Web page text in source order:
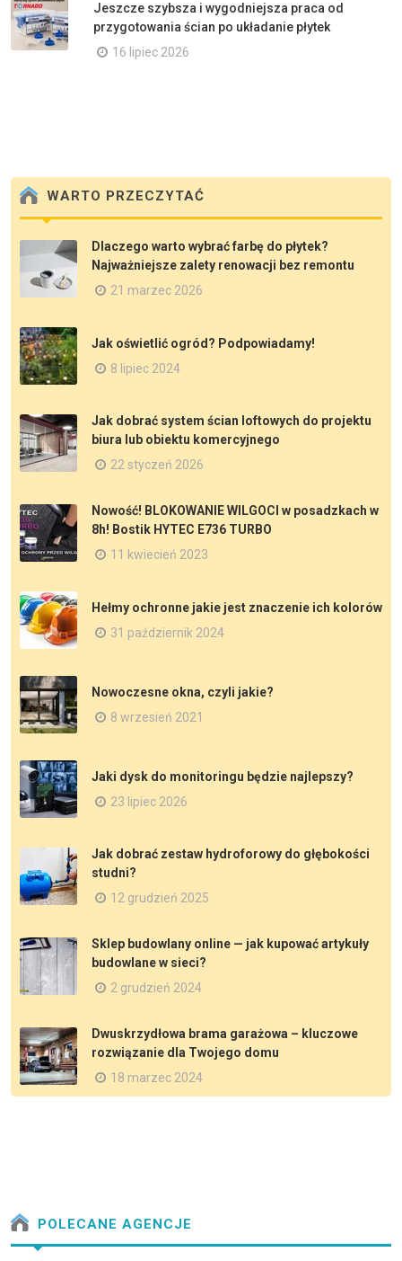
Jeszcze szybsza i wygodniejsza praca od
przygotowania ścian po układanie płytek
16 lipiec 2026
WARTO PRZECZYTAĆ
Dlaczego warto wybrać farbę do płytek?
Najważniejsze zalety renowacji bez remontu
21 marzec 2026
Jak oświetlić ogród? Podpowiadamy!
8 lipiec 2024
Jak dobrać system ścian loftowych do projektu
biura lub obiektu komercyjnego
22 styczeń 2026
Nowość! BLOKOWANIE WILGOCI w posadzkach w
8h! Bostik HYTEC E736 TURBO
11 kwiecień 2023
Hełmy ochronne jakie jest znaczenie ich kolorów
31 październik 2024
Nowoczesne okna, czyli jakie?
8 wrzesień 2021
Jaki dysk do monitoringu będzie najlepszy?
23 lipiec 2026
Jak dobrać zestaw hydroforowy do głębokości
studni?
12 grudzień 2025
Sklep budowlany online — jak kupować artykuły
budowlane w sieci?
2 grudzień 2024
Dwuskrzydłowa brama garażowa – kluczowe
rozwiązanie dla Twojego domu
18 marzec 2024
POLECANE AGENCJE